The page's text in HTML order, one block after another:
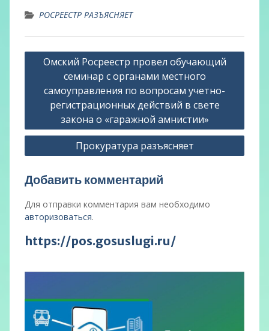
РОСРЕЕСТР РАЗЪЯСНЯЕТ
Навигация
записям
Омский Росреестр провел обучающий
семинар с органами местного
самоуправления по вопросам учетно-
регистрационных действий в свете
закона о «гаражной амнистии»
Прокуратура разъясняет
Добавить комментарий
Для отправки комментария вам необходимо
авторизоваться.
https://pos.gosuslugi.ru/